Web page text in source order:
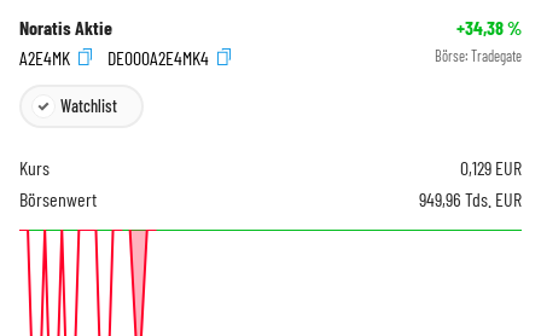
Noratis Aktie +34,38%
A2E4MK
DE000A2E4MK4 Börse: Tradegate
Watchlist
Kurs 0,129 EUR
Börsenwert
949,96 Tds. EUR